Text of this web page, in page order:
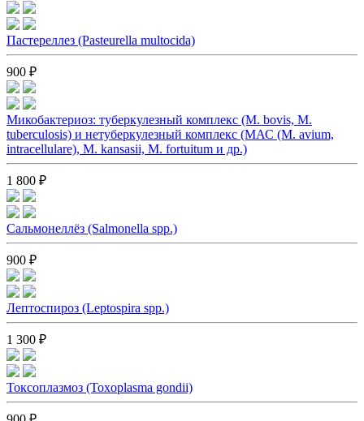
Пастереллез (Pasteurella multocida)
900 ₽
Микобактериоз: туберкулезный комплекс (M. bovis, M.
tuberculosis) и нетуберкулезный комплекс (MАС (M. avium,
intracellulare), M. kansasii, M. fortuitum и др.)
1 800 ₽
Сальмонеллёз (Salmonella spp.)
900 ₽
Лептоспироз (Leptospira spp.)
1 300 ₽
Токсоплазмоз (Toxoplasma gondii)